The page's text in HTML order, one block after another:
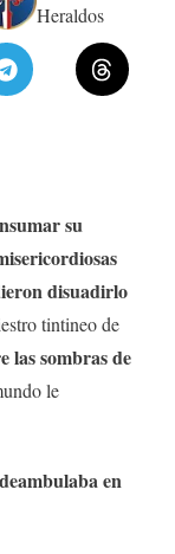
Heraldos
su
disuadirlo
tintineo de
las sombras de
le
en